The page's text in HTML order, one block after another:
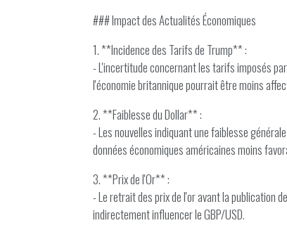
### Impact des Actualités Économiques
1. **Incidence des Tarifs de Trump** :
- L'incertitude concernant les tarifs imposés
l'économie britannique pourrait être moins
2. **Faiblesse du Dollar** :
- Les nouvelles indiquant une faiblesse
données économiques américaines moins
3. **Prix de l'Or** :
- Le retrait des prix de l'or avant la publication
indirectement influencer le GBP/USD.